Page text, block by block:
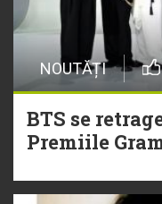
NOUTĂȚI
BTS se
Premiile